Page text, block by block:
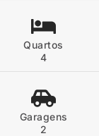
Quartos
4
Garagens
2